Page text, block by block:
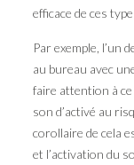
efficace de ces
Par exemple, l’un
au bureau avec
faire attention à ce
son d’activé au
corollaire de cela
et l’activation du